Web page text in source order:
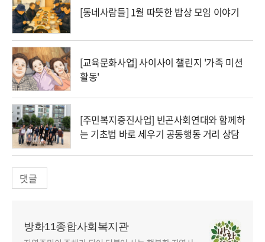
[동네사람들] 1월 따뜻한 밥상 모임 이야기
[교육문화사업] 사이사이 챌린지 '가족 미션
활동'
[주민복지증진사업] 빈곤사회연대와 함께하
는 기초법 바로 세우기 공동행동 거리 상담
댓글
방화11종합사회복지관